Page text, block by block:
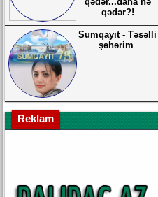
qədər?!
Sumqayıt - Təsəlli
şəhərim
Reklam